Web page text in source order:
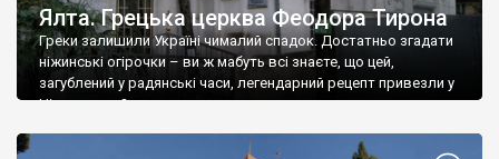
Ялта. Грецька церква Феодора Тирона
Греки залишили Україні чималий спадок. Достатньо згадати
ніжинські огірочки – ви ж мабуть всі знаєте, що цей,
загублений у радянські часи, легендарний рецепт привезли у
Ніжин греки?